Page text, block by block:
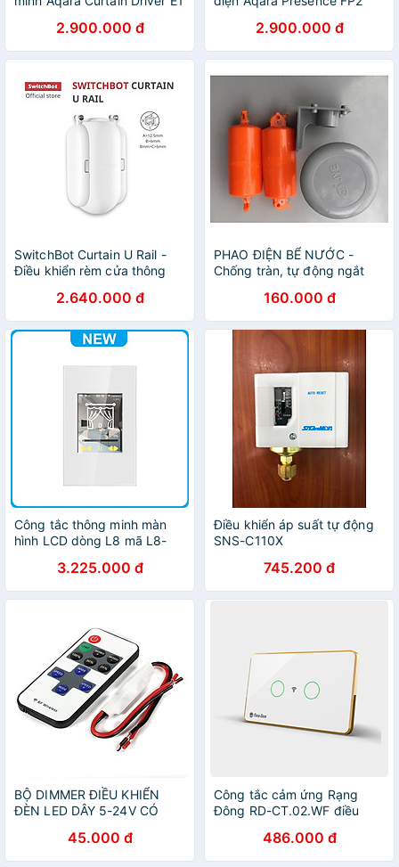
Pin Zigbee 3.0 - Hàng Chính
Hãng - Support HomeKit,
Alexa, Google Assistant and
IFTTT
2.900.000 đ
nhận diện lên tới 3 người,
kết nối Wifi 2.4Ghz - Hàng
Chính Hãng
2.900.000 đ
SwitchBot Curtain U Rail -
Điều khiển rèm cửa thông
Hàng chính hãng
2.640.000 đ
PHAO ĐIỆN BỂ NƯỚC -
Chống tràn, tự động ngắt
160.000 đ
Công tắc thông minh màn
hình LCD dòng L8 mã L8-
US thương hiệu LANBON
3.225.000 đ
Điều khiển áp suất tự động
SNS-C110X
745.200 đ
BỘ DIMMER ĐIỀU KHIỂN
ĐÈN LED DÂY 5-24V CÓ
45.000 đ
Công tắc cảm ứng Rạng
Đông RD-CT.02.WF điều
lực chống xước, 2 nút bấm -
Hàng chính hãng
486.000 đ